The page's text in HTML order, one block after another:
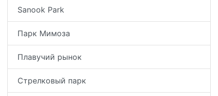
Sanook Park
Парк Мимоза
Плавучий рынок
Стрелковый парк